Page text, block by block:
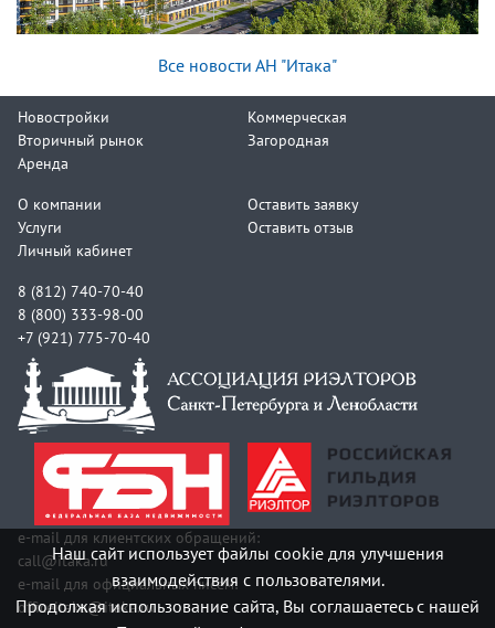
Все новости АН "Итака"
Новостройки
Вторичный рынок
Аренда
Коммерческая
Загородная
О компании
Услуги
Личный кабинет
Оставить заявку
Оставить отзыв
8 (812) 740-70-40
8 (800) 333-98-00
+7 (921) 775-70-40
e-mail для клиентских обращений:
call@itaka.ru
e-mail для официальных писем:
officeitaka@itaka.ru
Наш сайт использует файлы cookie для улучшения
взаимодействия с пользователями.
Продолжая использование сайта, Вы соглашаетесь с нашей